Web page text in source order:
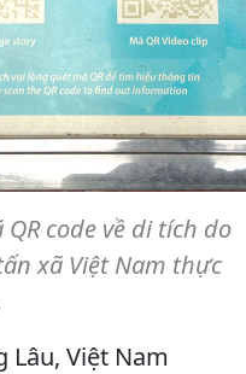
code về di tích do
xã Việt Nam thực
Lâu, Việt Nam